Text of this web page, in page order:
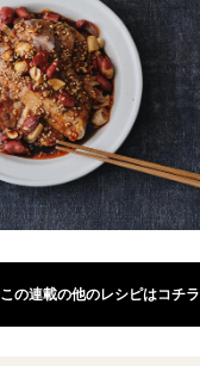
この連載の他のレシピはコチラ